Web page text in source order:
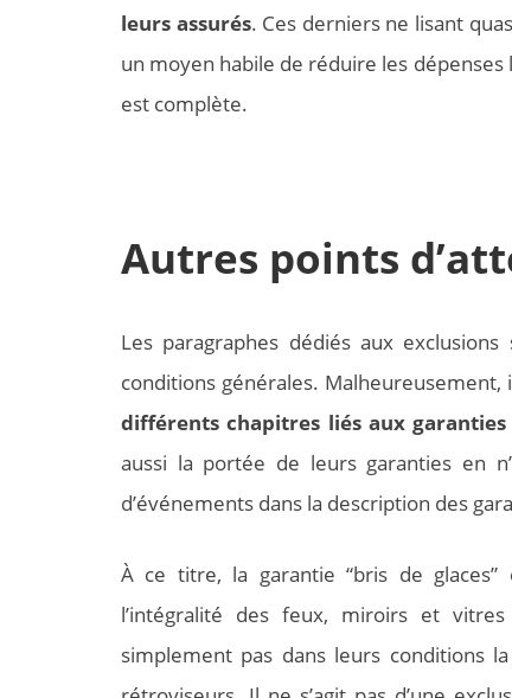
leurs assurés. Ces derniers ne lisant
un moyen habile de réduire les
est complète.
Autres points
Les paragraphes dédiés aux
conditions générales.
différents chapitres liés aux garanties
aussi la portée de leurs garanties en
d’événements dans la description des
À ce titre, la garantie “bris de
l’intégralité des feux, miroirs et
simplement pas dans leurs conditions